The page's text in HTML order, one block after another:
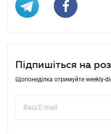
Підпишіться на
Щопонеділка отримуйте weekly-